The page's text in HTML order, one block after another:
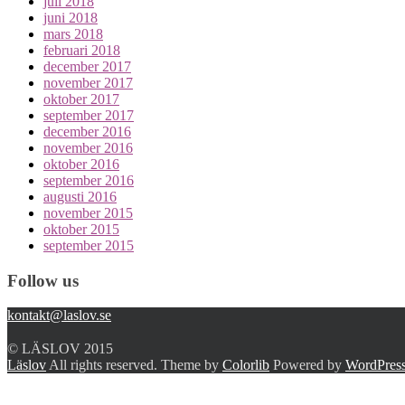
juni 2018
mars 2018
februari 2018
december 2017
november 2017
oktober 2017
september 2017
december 2016
november 2016
oktober 2016
september 2016
augusti 2016
november 2015
oktober 2015
september 2015
Follow us
kontakt@laslov.se
© LÄSLOV 2015
Läslov All rights reserved. Theme by Colorlib Powered by